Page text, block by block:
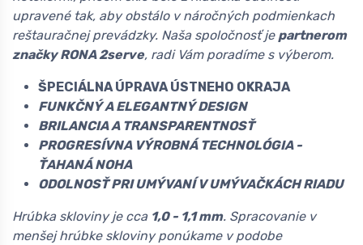
upravené tak, aby obstálo v náročných podmienkach
reštauračnej prevádzky. Naša spoločnosť je partnerom
značky RONA 2serve, radi Vám poradíme s výberom.
ŠPECIÁLNA ÚPRAVA ÚSTNEHO OKRAJA
FUNKČNÝ A ELEGANTNÝ DESIGN
BRILANCIA A TRANSPARENTNOSŤ
PROGRESÍVNA VÝROBNÁ TECHNOLÓGIA -
ŤAHANÁ NOHA
ODOLNOSŤ PRI UMÝVANÍ V UMÝVAČKÁCH RIADU
Hrúbka skloviny je cca 1,0 - 1,1 mm. Spracovanie v
menšej hrúbke skloviny ponúkame v podobe